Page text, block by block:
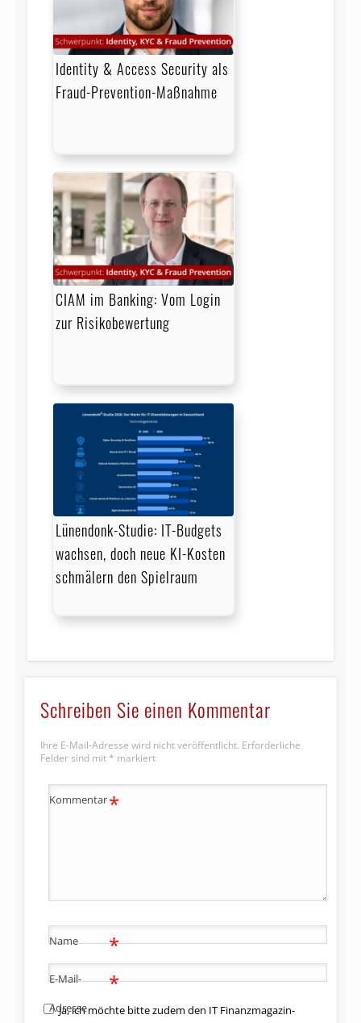
Identity & Access Security als
Fraud-Prevention-Maßnahme
CIAM im Banking: Vom Login
zur Risikobewertung
Lünendonk-Studie: IT-Budgets
wachsen, doch neue KI-Kosten
schmälern den Spielraum
Schreiben Sie einen Kommentar
Ihre E-Mail-Adresse wird nicht veröffentlicht. Erforderliche
Felder sind mit * markiert
Kommentar*
Name *
E-Mail-
Adresse
*
Ja, ich möchte bitte zudem den IT Finanzmagazin-